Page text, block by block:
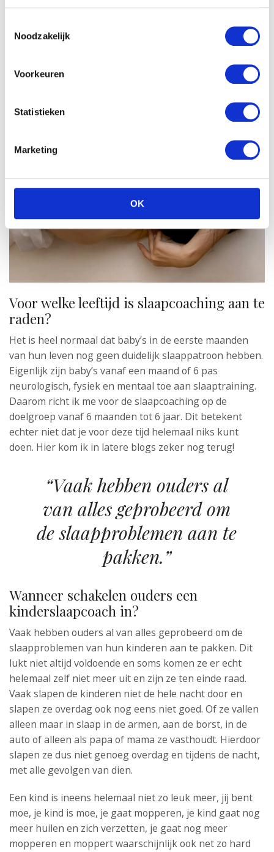
Noodzakelijk
Voorkeuren
Statistieken
Marketing
OK
Voor welke leeftijd is slaapcoaching aan te
raden?
Het is heel normaal dat baby’s in de eerste maanden
van hun leven nog geen duidelijk slaappatroon hebben.
Eigenlijk zijn baby’s vanaf een maand of 6 pas
neurologisch, fysiek en mentaal toe aan slaaptraining.
Daarom richt ik me voor de slaapcoaching op de
doelgroep vanaf 6 maanden tot 6 jaar. Dit betekent
echter niet dat je voor deze tijd helemaal niks kunt
doen. Hier kom ik in latere blogs zeker nog terug!
“Vaak hebben ouders al
van alles geprobeerd om
de slaapproblemen aan te
pakken.”
Wanneer schakelen ouders een
kinderslaapcoach in?
Vaak hebben ouders al van alles geprobeerd om de
slaapproblemen van hun kinderen aan te pakken. Dit
lukt niet altijd voldoende en soms komen ze er echt
helemaal zelf niet meer uit en zijn ze ten einde raad.
Vaak slapen de kinderen niet de hele nacht door en
slapen ze overdag ook nog eens niet goed. Of ze vallen
alleen maar in slaap in de armen, aan de borst, in de
auto of alleen als papa of mama ze vasthoudt. Hierdoor
slapen ze dus niet genoeg overdag en tijdens de nacht,
met alle gevolgen van dien.
Een kind is ineens helemaal niet zo leuk meer, jij bent
moe, je kind is moe, je gaat mopperen, je kind gaat nog
meer huilen en zich verzetten, je gaat nog meer
mopperen en moppert waarschijnlijk ook net zo hard